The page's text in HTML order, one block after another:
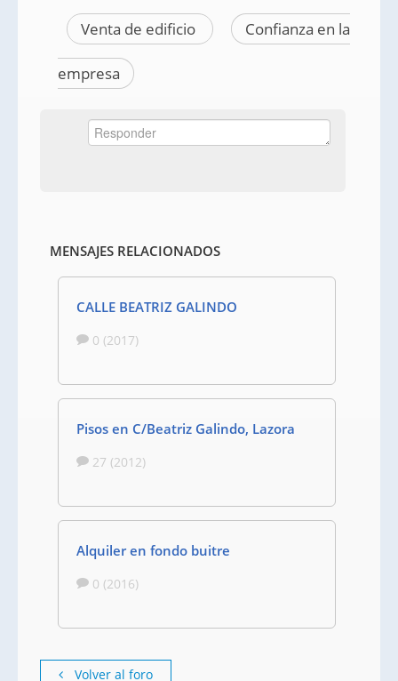
Venta de edificio Confianza en la
empresa
MENSAJES RELACIONADOS
CALLE BEATRIZ GALINDO
0 (2017)
Pisos en C/Beatriz Galindo, Lazora
27 (2012)
Alquiler en fondo buitre
0 (2016)
Volver al foro